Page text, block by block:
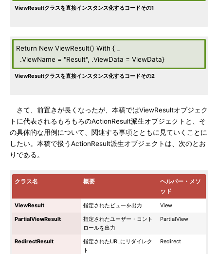
ViewResultクラスを直接インスタンス化するコードその1
Return New ViewResult() With { _
.ViewName = "Result", .ViewData = ViewData}
ViewResultクラスを直接インスタンス化するコードその2
さて、前置きが長くなったが、本稿ではViewResultオブジェク
トに代表されるもろもろのActionResult派生オブジェクトと、そ
の具体的な用例について、関連する事項とともに見ていくことに
したい。本稿で扱うActionResult派生オブジェクトは、次のとお
りである。
クラス名 概要
ヘルパー・メソ
ッド
ViewResult 指定されたビューを出力
View
PartialViewResult
指定されたユーザー・コント
ロールを出力
PartialView
RedirectResult
指定されたURLにリダイレク
ト
Redirect